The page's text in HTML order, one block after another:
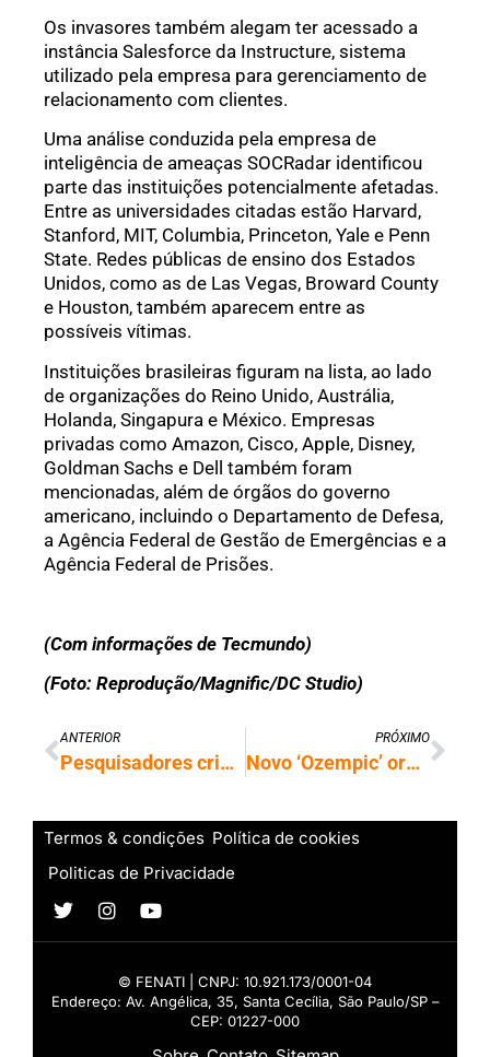
Os invasores também alegam ter acessado a
instância Salesforce da Instructure, sistema
utilizado pela empresa para gerenciamento de
relacionamento com clientes.
Uma análise conduzida pela empresa de
inteligência de ameaças SOCRadar identificou
parte das instituições potencialmente afetadas.
Entre as universidades citadas estão Harvard,
Stanford, MIT, Columbia, Princeton, Yale e Penn
State. Redes públicas de ensino dos Estados
Unidos, como as de Las Vegas, Broward County
e Houston, também aparecem entre as
possíveis vítimas.
Instituições brasileiras figuram na lista, ao lado
de organizações do Reino Unido, Austrália,
Holanda, Singapura e México. Empresas
privadas como Amazon, Cisco, Apple, Disney,
Goldman Sachs e Dell também foram
mencionadas, além de órgãos do governo
americano, incluindo o Departamento de Defesa,
a Agência Federal de Gestão de Emergências e a
Agência Federal de Prisões.
(Com informações de Tecmundo)
(Foto: Reprodução/Magnific/DC Studio)
ANTERIOR
Pesquisadores criam roupa inteligente que monitora pressão arterial
PRÓXIMO
Novo ‘Ozempic’ oral controla compulsão alimentar agindo no cérebro
Termos & condições Política de cookies
Politicas de Privacidade
© FENATI | CNPJ: 10.921.173/0001-04
Endereço: Av. Angélica, 35, Santa Cecília, São Paulo/SP –
CEP: 01227-000